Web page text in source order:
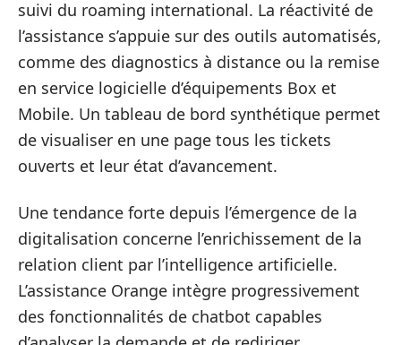
suivi du roaming international. La réactivité de
l’assistance s’appuie sur des outils automatisés,
comme des diagnostics à distance ou la remise
en service logicielle d’équipements Box et
Mobile. Un tableau de bord synthétique permet
de visualiser en une page tous les tickets
ouverts et leur état d’avancement.
Une tendance forte depuis l’émergence de la
digitalisation concerne l’enrichissement de la
relation client par l’intelligence artificielle.
L’assistance Orange intègre progressivement
des fonctionnalités de chatbot capables